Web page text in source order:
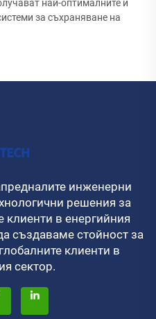
най-оптималните и
за съхраняване на
инженерни
решения за
клиенти в енергийния
създаваме стойност за
клиенти в
сектор.